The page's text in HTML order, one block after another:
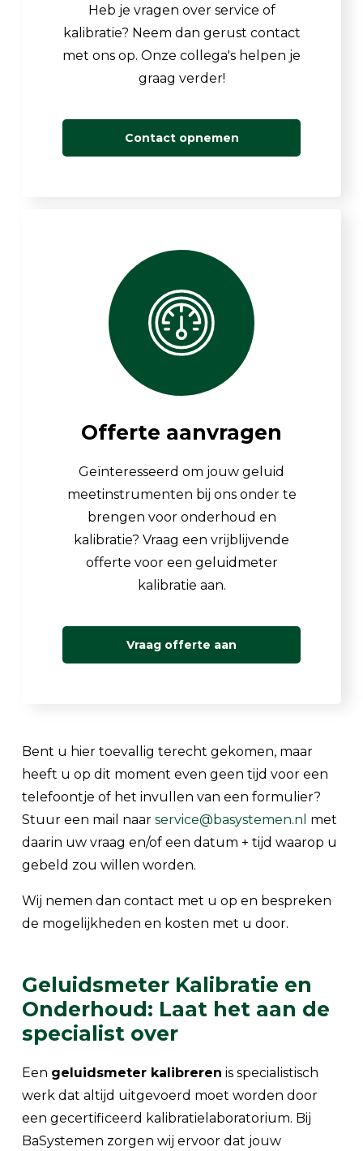
Heb je vragen over service of
kalibratie? Neem dan gerust contact
met ons op. Onze collega's helpen je
graag verder!
Contact opnemen
Offerte aanvragen
Geïnteresseerd om jouw geluid
meetinstrumenten bij ons onder te
brengen voor onderhoud en
kalibratie? Vraag een vrijblijvende
offerte voor een geluidmeter
kalibratie aan.
Vraag offerte aan
Bent u hier toevallig terecht gekomen, maar
heeft u op dit moment even geen tijd voor een
telefoontje of het invullen van een formulier?
Stuur een mail naar service@basystemen.nl met
daarin uw vraag en/of een datum + tijd waarop u
gebeld zou willen worden.
Wij nemen dan contact met u op en bespreken
de mogelijkheden en kosten met u door.
Geluidsmeter Kalibratie en
Onderhoud: Laat het aan de
specialist over
Een geluidsmeter kalibreren is specialistisch
werk dat altijd uitgevoerd moet worden door
een gecertificeerd kalibratielaboratorium. Bij
BaSystemen zorgen wij ervoor dat jouw